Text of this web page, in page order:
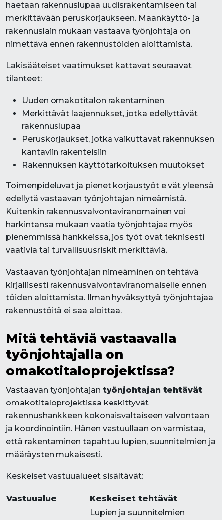
haetaan rakennuslupaa uudisrakentamiseen tai
merkittävään peruskorjaukseen. Maankäyttö- ja
rakennuslain mukaan vastaava työnjohtaja on
nimettävä ennen rakennustöiden aloittamista.
Lakisääteiset vaatimukset kattavat seuraavat
tilanteet:
Uuden omakotitalon rakentaminen
Merkittävät laajennukset, jotka edellyttävät
rakennuslupaa
Peruskorjaukset, jotka vaikuttavat rakennuksen
kantaviin rakenteisiin
Rakennuksen käyttötarkoituksen muutokset
Toimenpideluvat ja pienet korjaustyöt eivät yleensä
edellytä vastaavan työnjohtajan nimeämistä.
Kuitenkin rakennusvalvontaviranomainen voi
harkintansa mukaan vaatia työnjohtajaa myös
pienemmissä hankkeissa, jos työt ovat teknisesti
vaativia tai turvallisuusriskit merkittäviä.
Vastaavan työnjohtajan nimeäminen on tehtävä
kirjallisesti rakennusvalvontaviranomaiselle ennen
töiden aloittamista. Ilman hyväksyttyä työnjohtajaa
rakennustöitä ei saa aloittaa.
Mitä tehtäviä vastaavalla
työnjohtajalla on
omakotitaloprojektissa?
Vastaavan työnjohtajan työnjohtajan tehtävät
omakotitaloprojektissa keskittyvät
rakennushankkeen kokonaisvaltaiseen valvontaan
ja koordinointiin. Hänen vastuullaan on varmistaa,
että rakentaminen tapahtuu lupien, suunnitelmien ja
määräysten mukaisesti.
Keskeiset vastuualueet sisältävät:
Vastuualue Keskeiset tehtävät
Lupien ja suunnitelmien